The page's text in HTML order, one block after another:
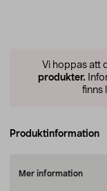
Vi hoppas att
produkter.
finns
Produktinformation
Mer information